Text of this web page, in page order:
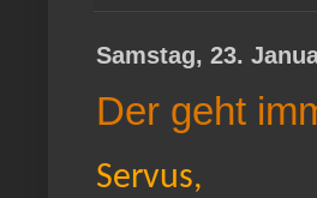
Samstag, 23.
Der geht
Servus,